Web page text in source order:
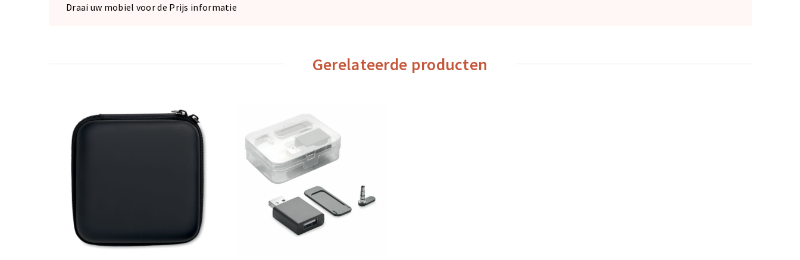
Draai uw mobiel voor de Prijs informatie
Gerelateerde producten